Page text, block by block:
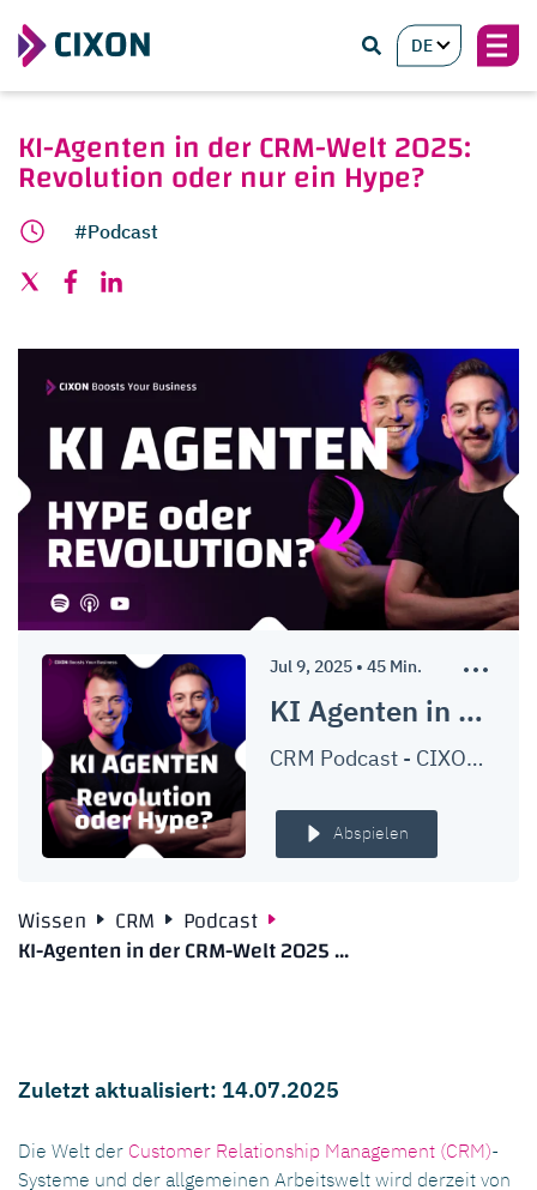
DE
KI-Agenten in der CRM-Welt 2025:
Revolution oder nur ein Hype?
#Podcast
Jul 9, 2025 • 45 Min.
KI Agenten in 2025: Revolutioniert das die CRM-Welt? | Ep. #049
CRM Podcast - CIXON Boosts Your Business
Abspielen
Wissen CRM Podcast
KI-Agenten in der CRM-Welt 2025 ...
Zuletzt aktualisiert: 14.07.2025
Die Welt der Customer Relationship Management (CRM)-
Systeme und der allgemeinen Arbeitswelt wird derzeit von